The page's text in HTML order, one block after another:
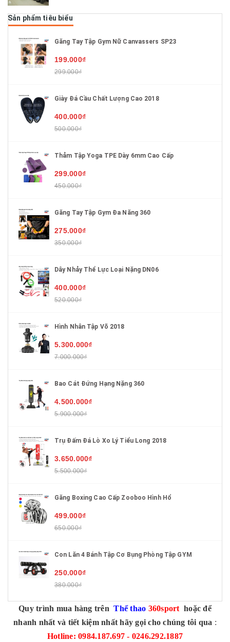
Sản phẩm tiêu biểu
Găng Tay Tập Gym Nữ Canvassers SP23
199.000₫
299.000₫
Giày Đá Cầu Chất Lượng Cao 2018
400.000₫
500.000₫
Thảm Tập Yoga TPE Dày 6mm Cao Cấp
299.000₫
450.000₫
Găng Tay Tập Gym Đa Năng 360
275.000₫
350.000₫
Dây Nhảy Thể Lực Loại Nặng DN06
400.000₫
520.000₫
Hình Nhân Tập Võ 2018
5.300.000₫
7.000.000₫
Bao Cát Đứng Hạng Nặng 360
4.500.000₫
5.900.000₫
Trụ Đấm Đá Lò Xo Lý Tiểu Long 2018
3.650.000₫
5.500.000₫
Găng Boxing Cao Cấp Zooboo Hình Hổ
499.000₫
650.000₫
Con Lăn 4 Bánh Tập Cơ Bụng Phòng Tập GYM
250.000₫
380.000₫
Quy trình mua hàng trên Thể thao 360sport hoặc để
nhanh nhất và tiết kiệm nhất hãy gọi cho chúng tôi qua :
Hotline: 0984.187.697 - 0246.292.1887